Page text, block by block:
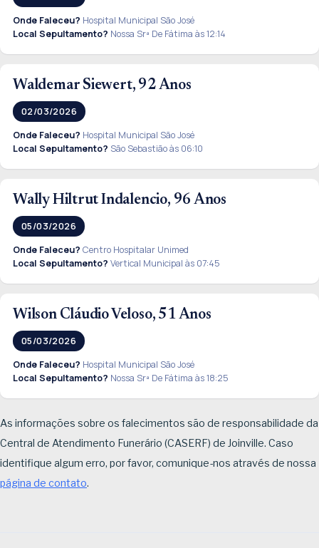
Onde Faleceu? Hospital Municipal São José
Local Sepultamento? Nossa Srª De Fátima às 12:14
Waldemar Siewert, 92 Anos
02/03/2026
Onde Faleceu? Hospital Municipal São José
Local Sepultamento? São Sebastião às 06:10
Wally Hiltrut Indalencio, 96 Anos
05/03/2026
Onde Faleceu? Centro Hospitalar Unimed
Local Sepultamento? Vertical Municipal às 07:45
Wilson Cláudio Veloso, 51 Anos
05/03/2026
Onde Faleceu? Hospital Municipal São José
Local Sepultamento? Nossa Srª De Fátima às 18:25
As informações sobre os falecimentos são de responsabilidade da
Central de Atendimento Funerário (CASERF) de Joinville. Caso
identifique algum erro, por favor, comunique-nos através de nossa
página de contato.